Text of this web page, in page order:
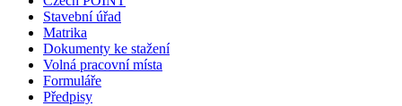
Stavební úřad
Matrika
Dokumenty ke stažení
Volná pracovní místa
Formuláře
Předpisy